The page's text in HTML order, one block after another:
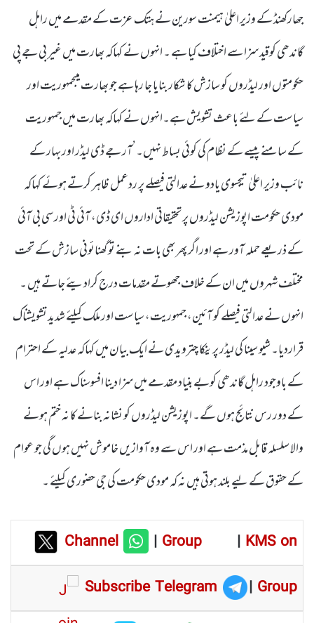
جھارکھنڈ کے وزیر اعلیٰ ہیمنت سورین نے ہتک عزت کے مقدمے میں راہل
گاندھی کوقید سزا سے اختلاف کیا ہے ۔ انہوں نے کہاکہ بھارت میں غیر بی جے پی
حکومتوں اور لیڈروں کو سازش کا شکار بنایا جا رہا ہے جو بھارت میںجمہوریت اور
سیاست کے لئے باعث تشویش ہے۔انہوں نے کہاکہ بھارت میں جمہوریت
کے سامنے پیسے کے نظام کی کوئی بساط نہیں۔’آر جے ڈی لیڈر اور بہار کے
نائب وزیر اعلیٰ تیجسوی یادو نے عدالتی فیصلے پر ردعمل ظاہر کرتے ہوئے کہاکہ
مودی حکومت اپوزیشن لیڈروں پر تحقیقاتی اداروں ای ڈی، آئی ٹی اور سی بی آئی
کے ذریعے حملہ آور ہے اور اگر پھر بھی بات نہ بنے تو گھنائونی سازش کے تحت
مختلف شہروں میں ان کے خلاف جھوتے مقدمات درج کرادیئے جاتے ہیں ۔
انہوں نے عدالتی فیصلے کو آئین، جمہوریت، سیاست اور ملک کیلئے شدید تشویشناک
قراردیا۔ شیو سینا کی لیڈر پرینکا چترویدی نے ایک بیان میں کہاکہ عدلیہ کے احترام
کے باوجود راہل گاندھی کوبے بنیاد مقدمے میں سزا دینا افسوسناک ہے اور اس
کے دور رس نتائج ہوں گے۔ اپوزیشن لیڈروں کو نشانہ بنانے کا نہ ختم ہونے
والا سلسلہ قابل مذمت ہے اور اس سے وہ آوازیں خاموش نہیں ہوں گی جو عوام
کے حقوق کے لیے بلند ہوتی ہیں نہ کہ مودی حکومت کی جی حضوری کیلئے ۔
Channel |Group | KMS on
Subscribe Telegram
| Group